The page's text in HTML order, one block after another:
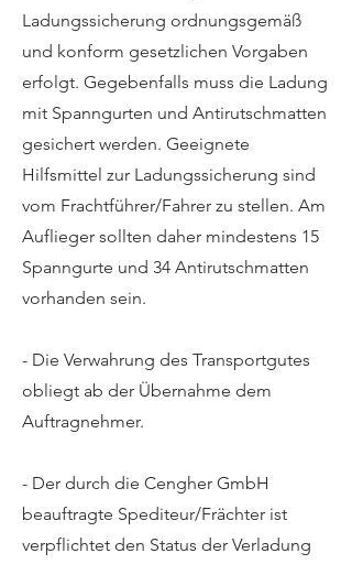
Ladungssicherung ordnungsgemäß
und konform gesetzlichen Vorgaben
erfolgt. Gegebenfalls muss die Ladung
mit Spanngurten und Antirutschmatten
gesichert werden. Geeignete
Hilfsmittel zur Ladungssicherung sind
vom Frachtführer/Fahrer zu stellen. Am
Auflieger sollten daher mindestens 15
Spanngurte und 34 Antirutschmatten
vorhanden sein.
- Die Verwahrung des Transportgutes
obliegt ab der Übernahme dem
Auftragnehmer.
- Der durch die Cengher GmbH
beauftragte Spediteur/Frächter ist
verpflichtet den Status der Verladung